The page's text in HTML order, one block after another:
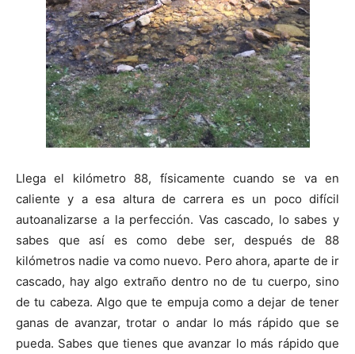
Llega el kilómetro 88, físicamente cuando se va en
caliente y a esa altura de carrera es un poco difícil
autoanalizarse a la perfección. Vas cascado, lo sabes y
sabes que así es como debe ser, después de 88
kilómetros nadie va como nuevo. Pero ahora, aparte de ir
cascado, hay algo extraño dentro no de tu cuerpo, sino
de tu cabeza. Algo que te empuja como a dejar de tener
ganas de avanzar, trotar o andar lo más rápido que se
pueda. Sabes que tienes que avanzar lo más rápido que